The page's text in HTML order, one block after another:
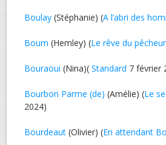
Boulay (Stéphanie) (A l’abri des
Boum (Hemley) (Le rêve du pêcheur
Bouraoui (Nina)( Standard 7 février
Bourbon Parme (de) (Amélie) (Le
2024)
Bourdeaut (Olivier) (En attendant